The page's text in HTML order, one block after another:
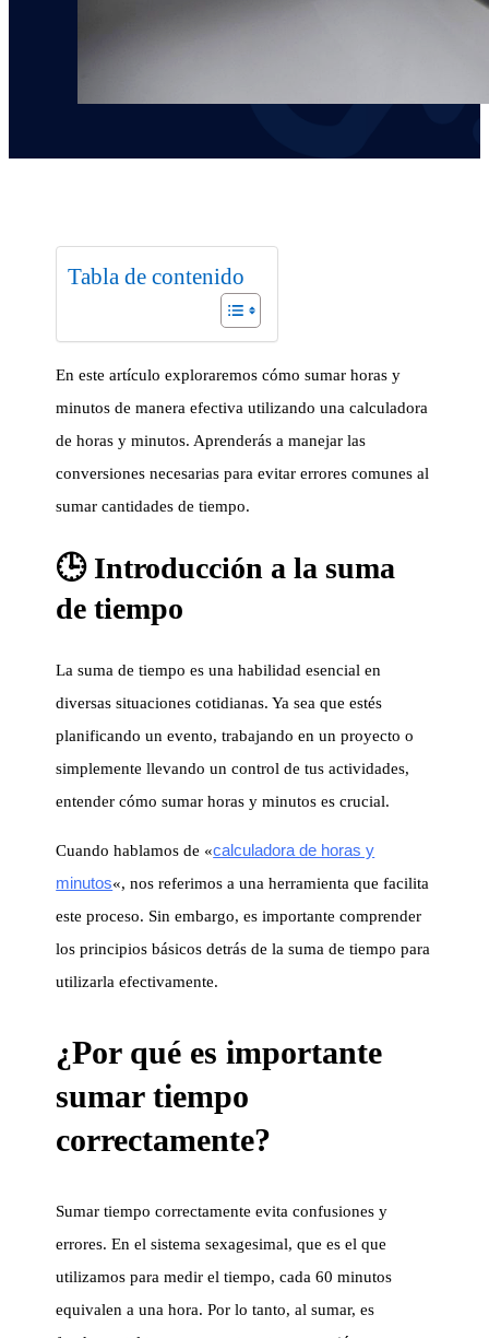
Tabla de contenido
En este artículo exploraremos cómo sumar horas y
minutos de manera efectiva utilizando una calculadora
de horas y minutos. Aprenderás a manejar las
conversiones necesarias para evitar errores comunes al
sumar cantidades de tiempo.
🕒 Introducción a la suma
de tiempo
La suma de tiempo es una habilidad esencial en
diversas situaciones cotidianas. Ya sea que estés
planificando un evento, trabajando en un proyecto o
simplemente llevando un control de tus actividades,
entender cómo sumar horas y minutos es crucial.
Cuando hablamos de «calculadora de horas y
minutos«, nos referimos a una herramienta que facilita
este proceso. Sin embargo, es importante comprender
los principios básicos detrás de la suma de tiempo para
utilizarla efectivamente.
¿Por qué es importante
sumar tiempo
correctamente?
Sumar tiempo correctamente evita confusiones y
errores. En el sistema sexagesimal, que es el que
utilizamos para medir el tiempo, cada 60 minutos
equivalen a una hora. Por lo tanto, al sumar, es